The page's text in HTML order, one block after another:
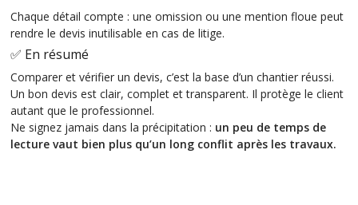
Chaque détail compte : une omission ou une mention floue peut
rendre le devis inutilisable en cas de litige.
✅ En résumé
Comparer et vérifier un devis, c’est la base d’un chantier réussi.
Un bon devis est clair, complet et transparent. Il protège le client
autant que le professionnel.
Ne signez jamais dans la précipitation : un peu de temps de
lecture vaut bien plus qu’un long conflit après les travaux.